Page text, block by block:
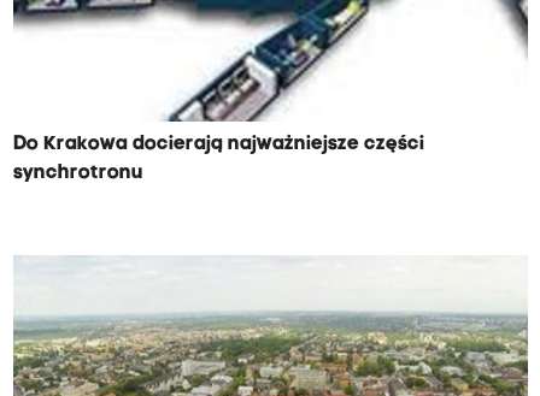
Do Krakowa docierają najważniejsze części
synchrotronu